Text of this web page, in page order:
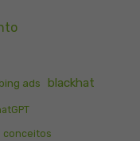
bing ads blackhat
conceitos